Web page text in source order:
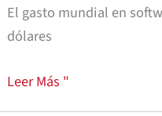
El gasto mundial en
dólares
Leer Más "